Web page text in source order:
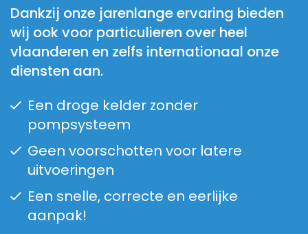
Dankzij onze jarenlange ervaring bieden
wij ook voor particulieren over heel
vlaanderen en zelfs internationaal onze
diensten aan.
Een droge kelder zonder
pompsysteem
Geen voorschotten voor latere
uitvoeringen
Een snelle, correcte en eerlijke
aanpak!